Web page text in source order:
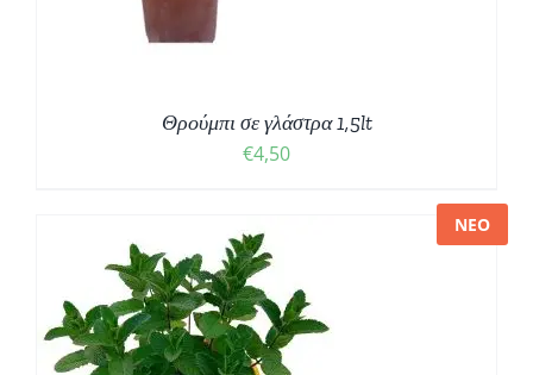
Θρούμπι σε γλάστρα 1,5lt
€4,50
ΝΕΟ